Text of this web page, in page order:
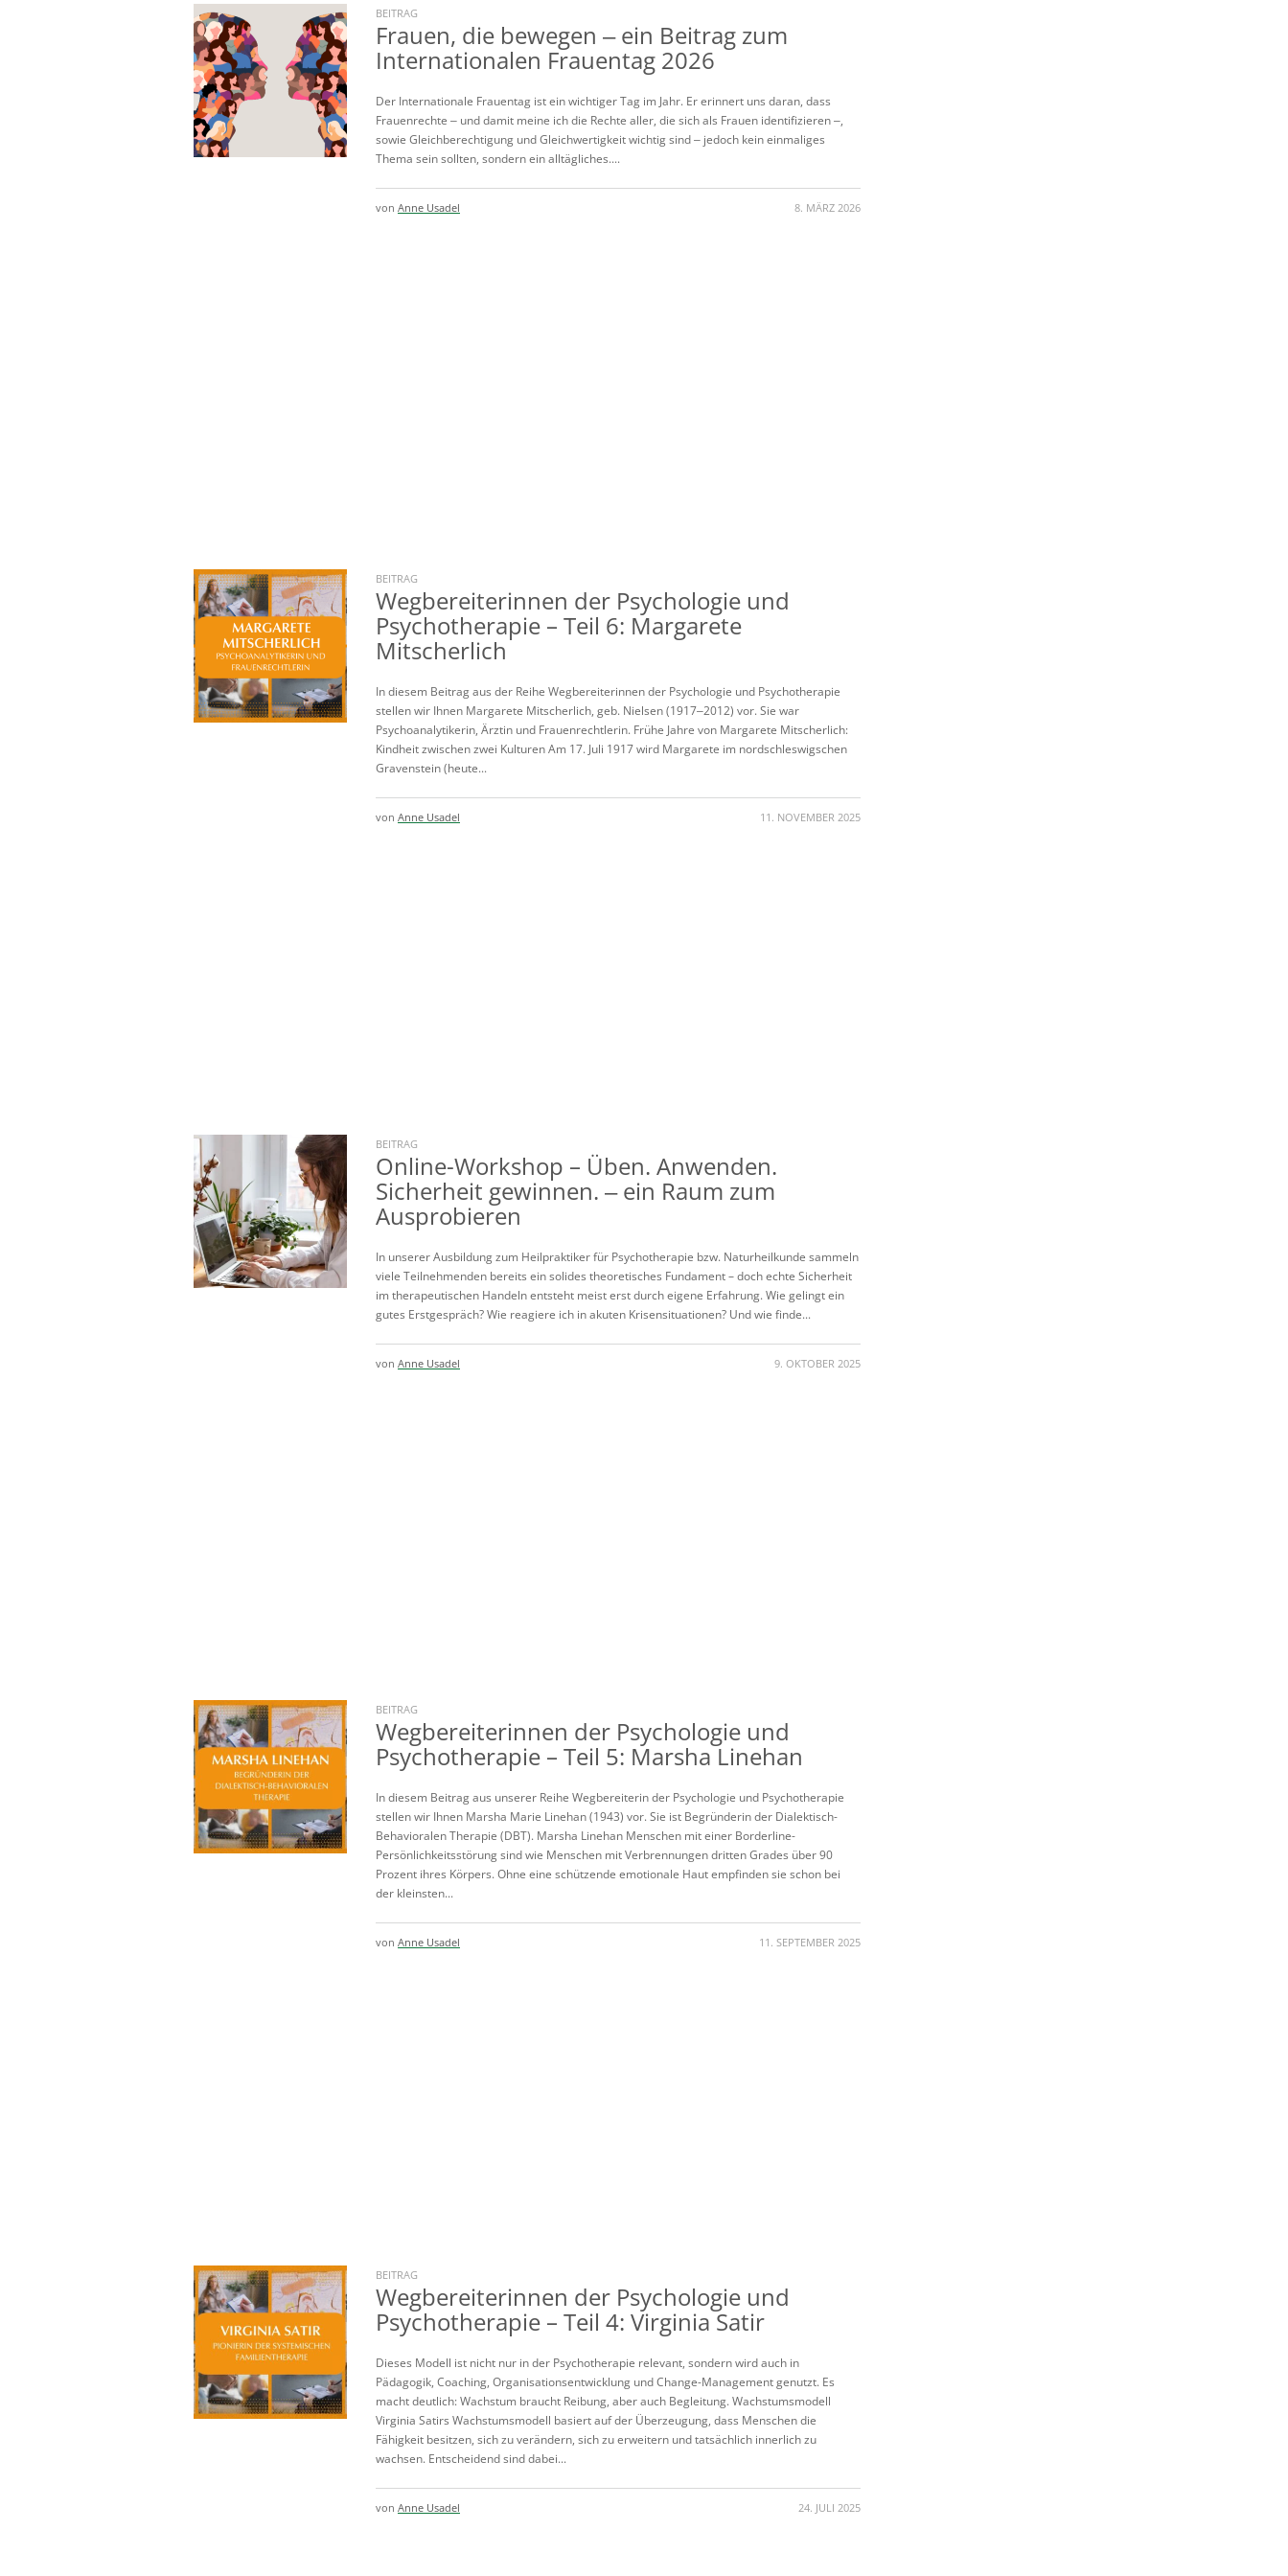
BEITRAG
Frauen, die bewegen ‒ ein Beitrag zum
Internationalen Frauentag 2026
Der Internationale Frauentag ist ein wichtiger Tag im Jahr. Er erinnert uns daran, dass
Frauenrechte ‒ und damit meine ich die Rechte aller, die sich als Frauen identifizieren ‒,
sowie Gleichberechtigung und Gleichwertigkeit wichtig sind ‒ jedoch kein einmaliges
Thema sein sollten, sondern ein alltägliches....
8. MÄRZ 2026
von Anne Usadel
BEITRAG
Wegbereiterinnen der Psychologie und
Psychotherapie – Teil 6: Margarete
Mitscherlich
In diesem Beitrag aus der Reihe Wegbereiterinnen der Psychologie und Psychotherapie
stellen wir Ihnen Margarete Mitscherlich, geb. Nielsen (1917‒2012) vor. Sie war
Psychoanalytikerin, Ärztin und Frauenrechtlerin. Frühe Jahre von Margarete Mitscherlich:
Kindheit zwischen zwei Kulturen Am 17. Juli 1917 wird Margarete im nordschleswigschen
Gravenstein (heute...
11. NOVEMBER 2025
von Anne Usadel
BEITRAG
Online-Workshop – Üben. Anwenden.
Sicherheit gewinnen. ‒ ein Raum zum
Ausprobieren
In unserer Ausbildung zum Heilpraktiker für Psychotherapie bzw. Naturheilkunde sammeln
viele Teilnehmenden bereits ein solides theoretisches Fundament – doch echte Sicherheit
im therapeutischen Handeln entsteht meist erst durch eigene Erfahrung. Wie gelingt ein
gutes Erstgespräch? Wie reagiere ich in akuten Krisensituationen? Und wie finde...
9. OKTOBER 2025
von Anne Usadel
BEITRAG
Wegbereiterinnen der Psychologie und
Psychotherapie – Teil 5: Marsha Linehan
In diesem Beitrag aus unserer Reihe Wegbereiterin der Psychologie und Psychotherapie
stellen wir Ihnen Marsha Marie Linehan (1943) vor. Sie ist Begründerin der Dialektisch-
Behavioralen Therapie (DBT). Marsha Linehan Menschen mit einer Borderline-
Persönlichkeitsstörung sind wie Menschen mit Verbrennungen dritten Grades über 90
Prozent ihres Körpers. Ohne eine schützende emotionale Haut empfinden sie schon bei
der kleinsten...
11. SEPTEMBER 2025
von Anne Usadel
BEITRAG
Wegbereiterinnen der Psychologie und
Psychotherapie – Teil 4: Virginia Satir
Dieses Modell ist nicht nur in der Psychotherapie relevant, sondern wird auch in
Pädagogik, Coaching, Organisationsentwicklung und Change-Management genutzt. Es
macht deutlich: Wachstum braucht Reibung, aber auch Begleitung. Wachstumsmodell
Virginia Satirs Wachstumsmodell basiert auf der Überzeugung, dass Menschen die
Fähigkeit besitzen, sich zu verändern, sich zu erweitern und tatsächlich innerlich zu
wachsen. Entscheidend sind dabei...
24. JULI 2025
von Anne Usadel